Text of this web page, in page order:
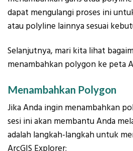
dapat mengulangi proses ini
atau polyline lainnya sesuai
Selanjutnya, mari kita lihat
menambahkan polygon ke peta
Menambahkan Polygon
Jika Anda ingin menambahkan
sesi ini akan membantu Anda
adalah langkah-langkah untuk
ArcGIS Explorer: